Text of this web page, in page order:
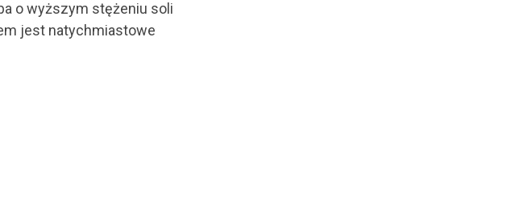
o wyższym stężeniu soli
jest natychmiastowe